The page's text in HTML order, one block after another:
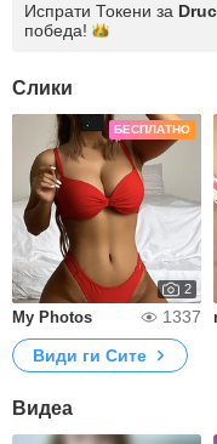
Испрати Токени за
победа!
Слики
БЕСПЛАТНО
2
My Photos 1337
Види ги Сите
Видеа